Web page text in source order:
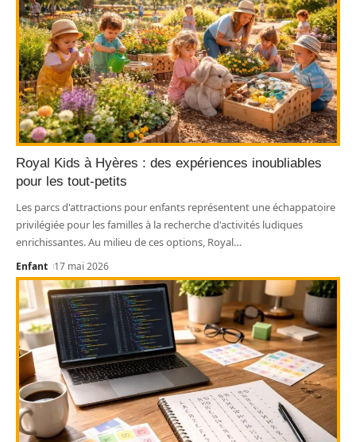
Royal Kids à Hyères : des expériences inoubliables
pour les tout-petits
Les parcs d'attractions pour enfants représentent une échappatoire
privilégiée pour les familles à la recherche d'activités ludiques
enrichissantes. Au milieu de ces options, Royal…
Enfant 17 mai 2026